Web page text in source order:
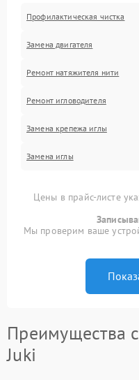
Профилактическая чистка
Замена двигателя
Ремонт натяжителя нити
Ремонт игловодителя
Замена крепежа иглы
Замена иглы
Цены в прайс-листе
Мы проверим ваше
Преимущества
Juki